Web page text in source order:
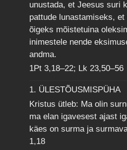
unustada, et Jeesus suri
pattude lunastamiseks,
õigeks mõistetuina
inimestele nende
andma.
1Pt 3,18–22; Lk 23,50–56
1. ÜLESTÕUSMISPÜHA
Kristus ütleb: Ma olin
ma elan igavesest ajast
käes on surma ja
1,18